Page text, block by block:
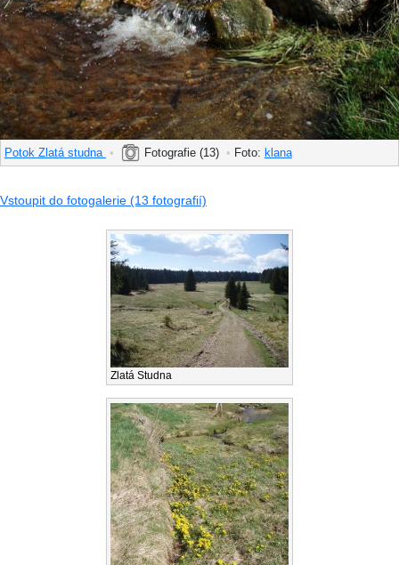
Potok Zlatá studna • Fotografie (13) • Foto: klana
Vstoupit do fotogalerie (13 fotografií)
Zlatá Studna